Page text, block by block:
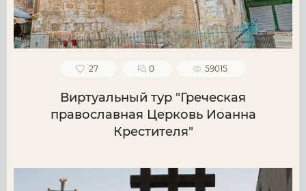
27 0 59015
Виртуальный тур "Греческая
православная Церковь Иоанна
Крестителя"